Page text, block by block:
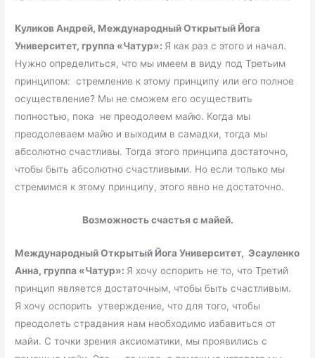
Куликов Андрей, Международный Открытый Йога
Университет, группа «Чатур»: Я как раз с этого и начал.
Нужно определиться, что мы имеем в виду под Третьим
принципом: стремление к этому принципу или его полное
осуществление? Мы не сможем его осуществить
полностью, пока не преодолеем майю. Когда мы
преодолеваем майю и выходим в самадхи, тогда мы
абсолютно счастливы. Тогда этого принципа достаточно,
чтобы быть абсолютно счастливыми. Но если только мы
стремимся к этому принципу, этого явно не достаточно.
Возможность счастья с майей.
Международный Открытый Йога Университет, Эсауленко
Анна, группа «Чатур»: Я хочу оспорить не то, что Третий
принцип является достаточным, чтобы быть счастливым.
Я хочу оспорить утверждение, что для того, чтобы
преодолеть страдания нам необходимо избавиться от
майи. С точки зрения аксиоматики, мы проявились с